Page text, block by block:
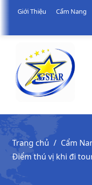
Giới Thiệu Cẩm Nang
Trang chủ
Cẩm
Điểm thú vị khi đi